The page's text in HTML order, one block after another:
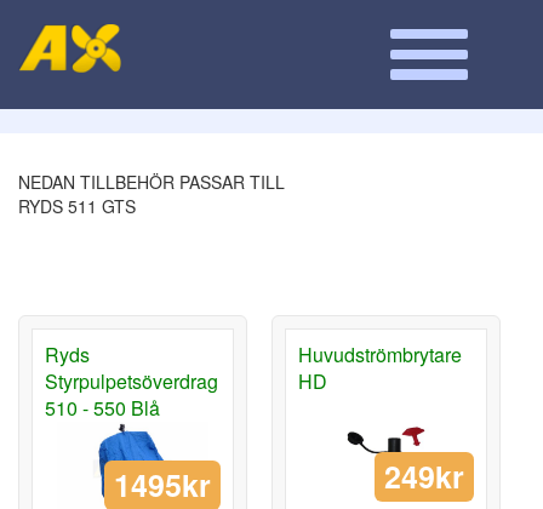
NEDAN TILLBEHÖR PASSAR TILL
RYDS 511 GTS
Ryds
Styrpulpetsöverdrag
510 - 550 Blå
1495kr
Huvudströmbrytare
HD
249kr